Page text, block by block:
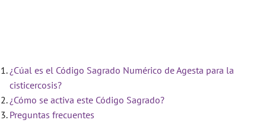
¿Cúal es el Código Sagrado Numérico de Agesta para la
cisticercosis?
¿Cómo se activa este Código Sagrado?
Preguntas frecuentes